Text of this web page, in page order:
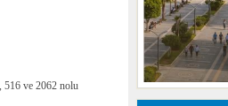
516 ve 2062 nolu